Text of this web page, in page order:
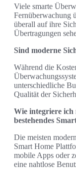
Viele smarte
Fernüberwachung
überall auf ihre
Übertragungen
Sind moderne
Während die
unterschiedliche
Qualität der
Wie integriere ich
bestehendes
Die meisten
Smart Home
mobile Apps oder
eine nahtlose